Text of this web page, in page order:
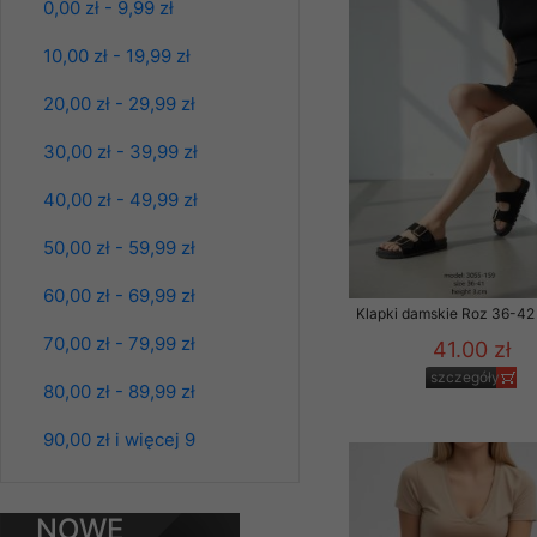
0,00 zł - 9,99 zł
10,00 zł - 19,99 zł
20,00 zł - 29,99 zł
30,00 zł - 39,99 zł
40,00 zł - 49,99 zł
50,00 zł - 59,99 zł
60,00 zł - 69,99 zł
70,00 zł - 79,99 zł
80,00 zł - 89,99 zł
90,00 zł i więcej 9
NOWE
Kolor Paczka 10 szt
szczegóły
Spodnie damskie
jeansy Roz 25-30, 1
szczegóły
Klapki damskie Roz 36-42
41.00 zł
szczegóły
Klientów
ochronie danych
serwerach
pracownicy Sklepu.
Każdy Klient, który
ich weryfikacji,
Sklep nie
chyba że dzieje się
prawa organów
Nasz Sklep
jego indywidualnych
opcję przyjmowania
• sesji
• ostatnio